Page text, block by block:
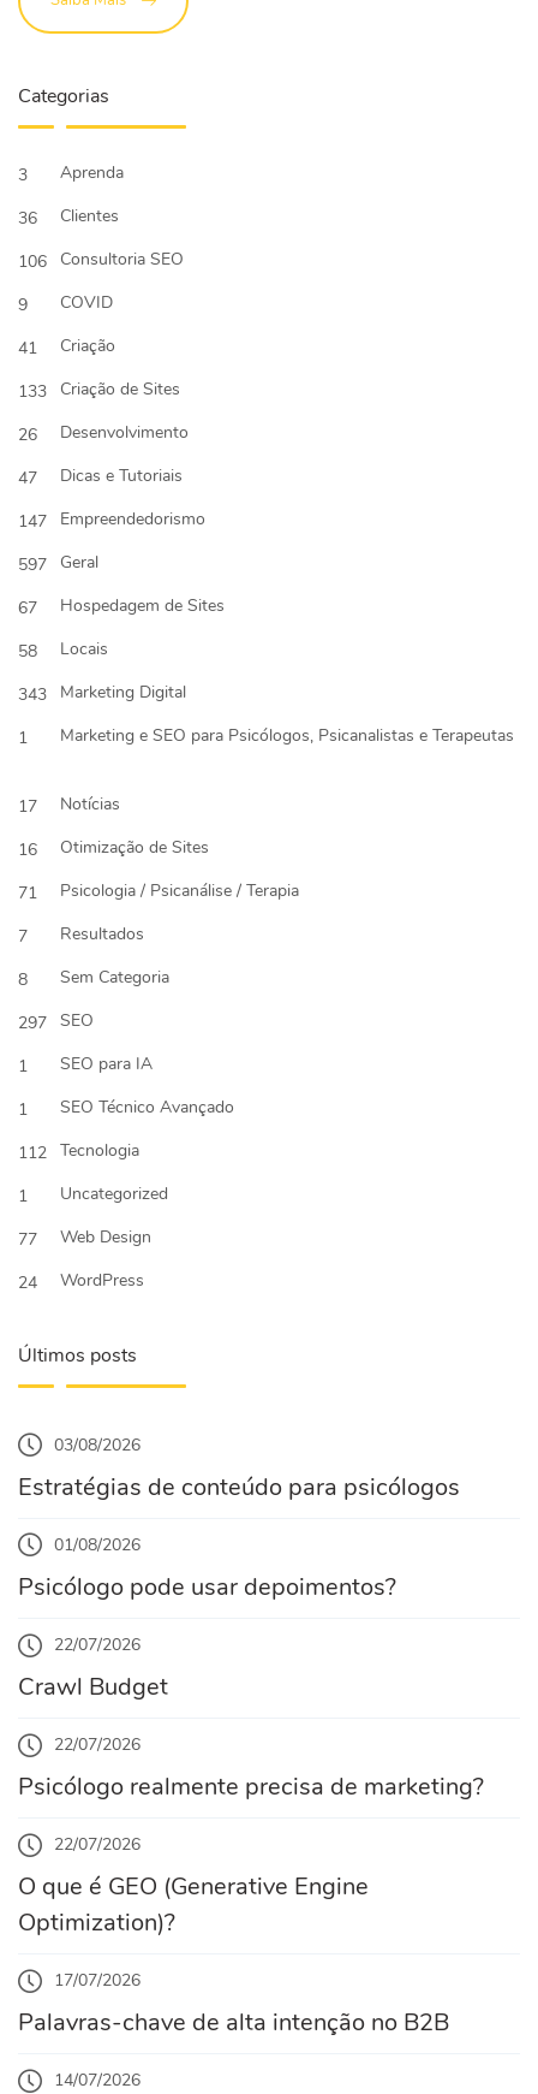
Categorias
3
Aprenda
36
Clientes
106
Consultoria SEO
9
COVID
41
Criação
133
Criação de Sites
26
Desenvolvimento
47
Dicas e Tutoriais
147
Empreendedorismo
597
Geral
67
Hospedagem de Sites
58
Locais
343
Marketing Digital
1
Marketing e SEO para Psicólogos, Psicanalistas e Terapeutas
17
Notícias
16
Otimização de Sites
71
Psicologia / Psicanálise / Terapia
7
Resultados
8
Sem Categoria
297 SEO
1
SEO para IA
1
SEO Técnico Avançado
112 Tecnologia
1
Uncategorized
77
Web Design
24
WordPress
Últimos posts
03/08/2026
Estratégias de conteúdo para psicólogos
01/08/2026
Psicólogo pode usar depoimentos?
22/07/2026
Crawl Budget
22/07/2026
Psicólogo realmente precisa de marketing?
22/07/2026
O que é GEO (Generative Engine
Optimization)?
17/07/2026
Palavras-chave de alta intenção no B2B
14/07/2026